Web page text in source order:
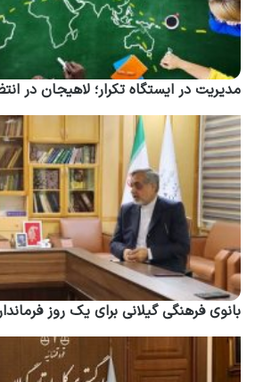
مدیریت در ایستگاه تکرار؛ لاهیجان در
بانوی فرهنگی گیلانی برای یک روز